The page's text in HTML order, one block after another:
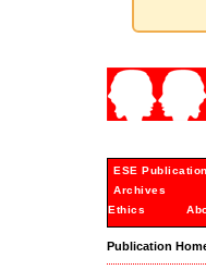
ESE
Archives
Ethics
Publication